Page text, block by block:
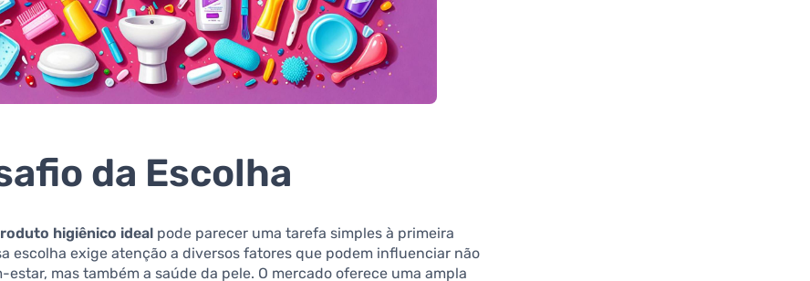
da Escolha
higiênico ideal pode parecer uma tarefa simples à primeira
escolha exige atenção a diversos fatores que podem influenciar não
estar, mas também a saúde da pele. O mercado oferece uma ampla